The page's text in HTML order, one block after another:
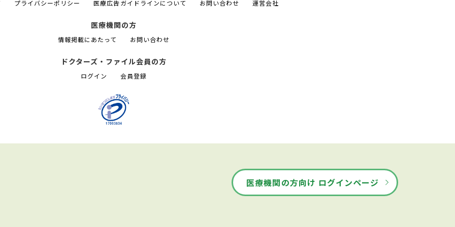
プライバシーポリシー 医療広告ガイドラインについて お問い合わせ 運営会社
医療機関の方
情報掲載にあたって お問い合わせ
ドクターズ・ファイル会員の方
ログイン 会員登録
医療機関の方向け ログインページ